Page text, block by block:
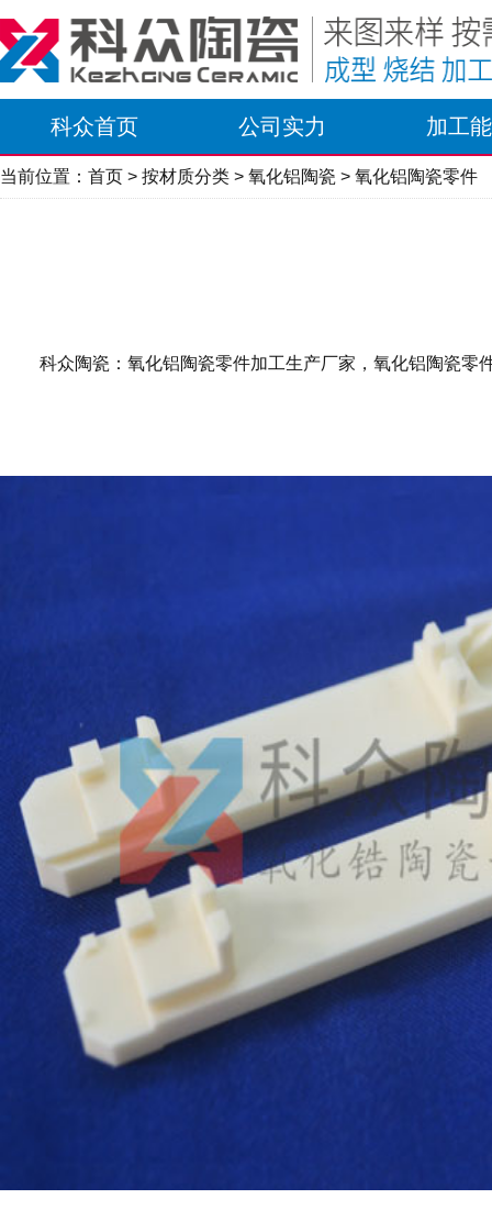
科众首页 公司实力 加工
当前位置： 首页 > 按材质分类 > 氧化铝陶瓷 > 氧化铝陶瓷零件
科众陶瓷：氧化铝陶瓷零件加工生产厂家，氧化铝陶瓷